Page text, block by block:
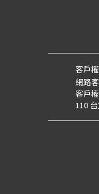
客戶
網路
客戶
110